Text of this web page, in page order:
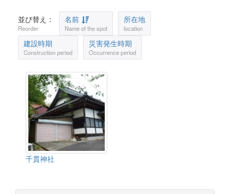
並び替え：
Reorder
名前
Name of the spot
所在地
location
建設時期
Construction period
災害発生時期
Occurrence period
千貫神社